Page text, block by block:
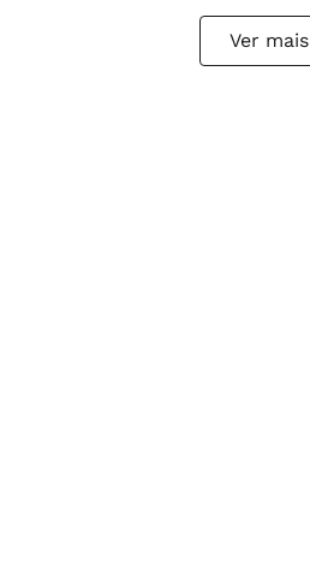
Ver mais